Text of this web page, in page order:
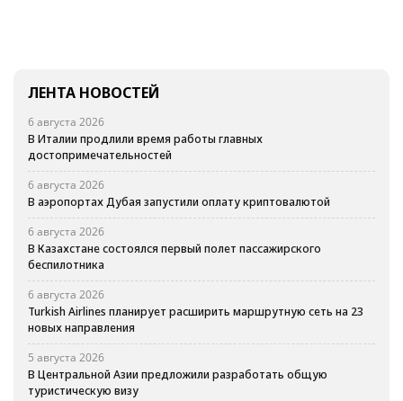
ЛЕНТА НОВОСТЕЙ
6 августа 2026
В Италии продлили время работы главных
достопримечательностей
6 августа 2026
В аэропортах Дубая запустили оплату криптовалютой
6 августа 2026
В Казахстане состоялся первый полет пассажирского
беспилотника
6 августа 2026
Turkish Airlines планирует расширить маршрутную сеть на 23
новых направления
5 августа 2026
В Центральной Азии предложили разработать общую
туристическую визу